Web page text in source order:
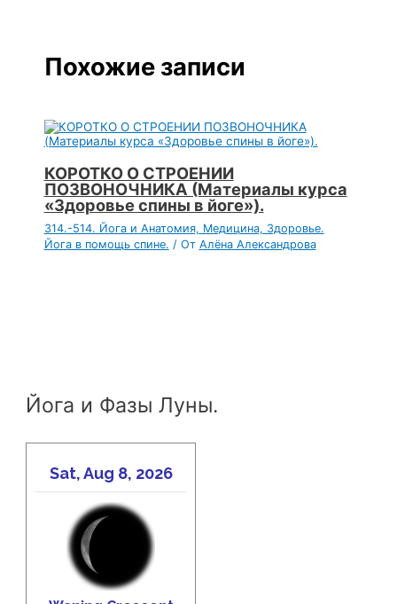
Похожие записи
КОРОТКО О СТРОЕНИИ
ПОЗВОНОЧНИКА (Материалы курса
«Здоровье спины в йоге»).
314.-514. Йога и Анатомия, Медицина, Здоровье.
Йога в помощь спине. / От Алёна Александрова
Йога и Фазы Луны.